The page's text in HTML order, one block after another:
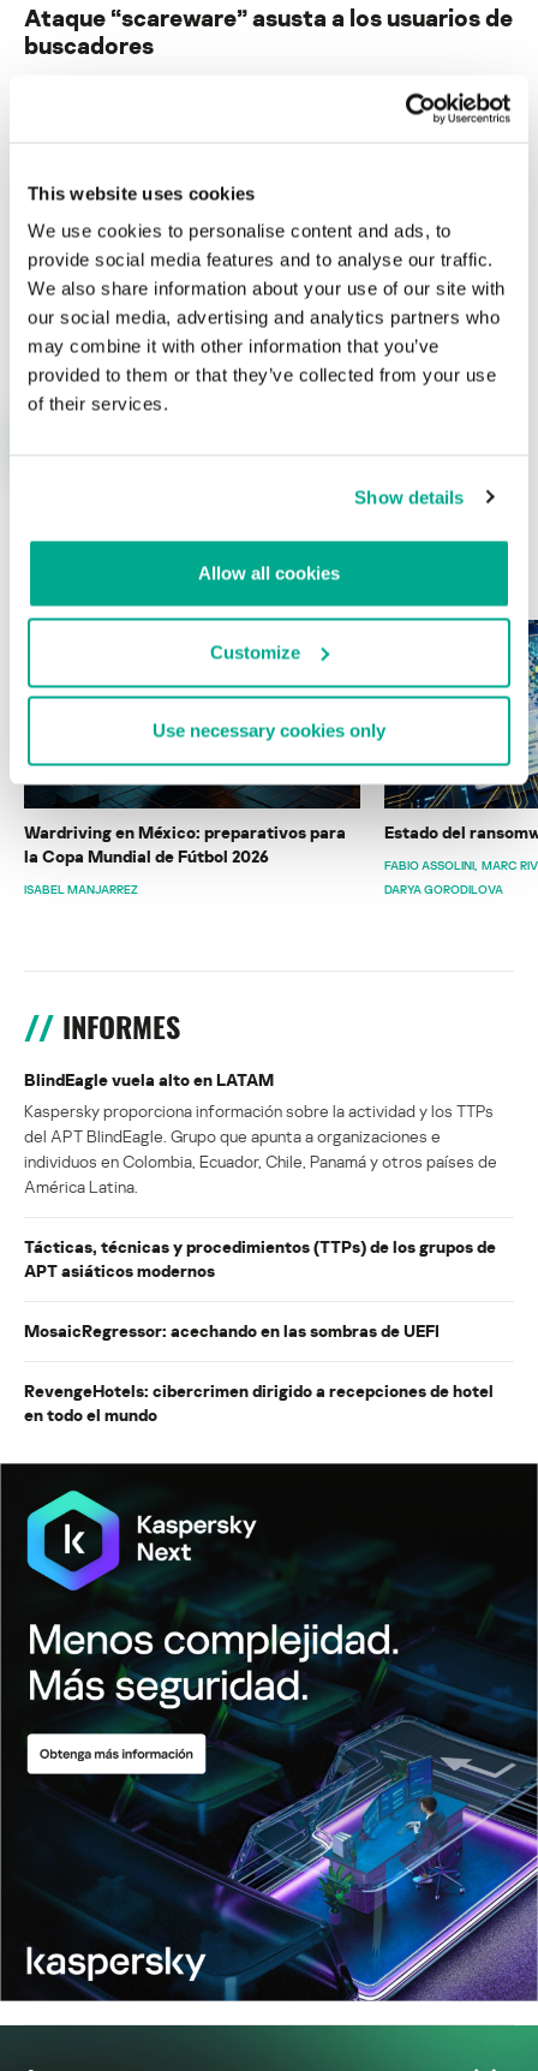
This website uses cookies
We use cookies to personalise content and ads, to
provide social media features and to analyse our traffic.
We also share information about your use of our site with
our social media, advertising and analytics partners who
may combine it with other information that you’ve
provided to them or that they’ve collected from your use
of their services.
Show details
Allow all cookies
Customize
Use necessary cookies only
Ataque “scareware” asusta a los usuarios de
buscadores
Su dirección de correo electrónico no será publicada. Los
Correo electrónico
ÚLTIMAS PUBLICACIONES
Wardriving en México: preparativos para
la Copa Mundial de Fútbol 2026
ISABEL MANJARREZ
Estado del
FABIO ASSOLINI MARC
DARYA GORODILOVA
INFORMES
BlindEagle vuela alto en LATAM
Kaspersky proporciona información sobre la actividad y los TTPs
del APT BlindEagle. Grupo que apunta a organizaciones e
individuos en Colombia, Ecuador, Chile, Panamá y otros países de
América Latina.
Tácticas, técnicas y procedimientos (TTPs) de los grupos de
APT asiáticos modernos
MosaicRegressor: acechando en las sombras de UEFI
RevengeHotels: cibercrimen dirigido a recepciones de hotel
en todo el mundo